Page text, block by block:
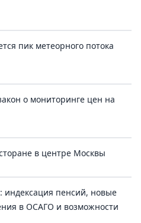
пик метеорного потока
о мониторинге цен на
в центре Москвы
индексация пенсий, новые
в ОСАГО и возможности